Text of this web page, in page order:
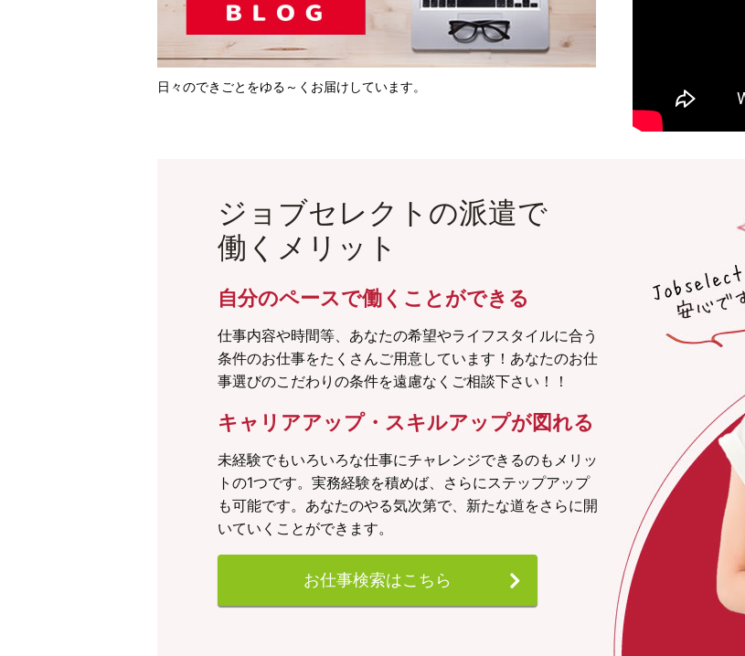
日々のできごとをゆる～くお届けしています。
ジョブセレクトの派遣で
働くメリット
自分のペースで働くことができる
仕事内容や時間等、あなたの希望やライフスタイルに合う
条件のお仕事をたくさんご用意しています！あなたのお仕
事選びのこだわりの条件を遠慮なくご相談下さい！！
キャリアアップ・スキルアップが図れる
未経験でもいろいろな仕事にチャレンジできるのもメリッ
トの1つです。実務経験を積めば、さらにステップアップ
も可能です。あなたのやる気次第で、新たな道をさらに開
いていくことができます。
お仕事検索はこちら